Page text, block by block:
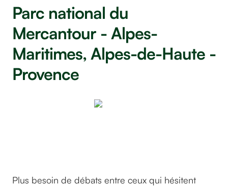
Parc national du
Mercantour - Alpes-
Maritimes, Alpes-de-Haute -
Provence
Plus besoin de débats entre ceux qui hésitent